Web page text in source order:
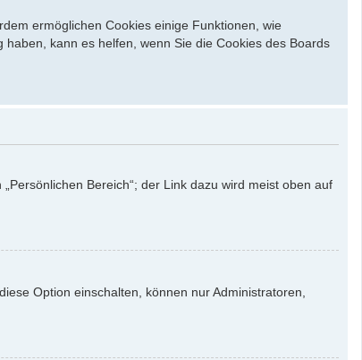
ermöglichen Cookies einige Funktionen, wie
kann es helfen, wenn Sie die Cookies des Boards
Bereich“; der Link dazu wird meist oben auf
Option einschalten, können nur Administratoren,